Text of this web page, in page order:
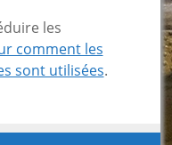
les
comment les
sont utilisées.